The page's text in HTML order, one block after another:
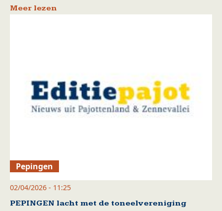
Meer lezen
Pepingen
02/04/2026 - 11:25
PEPINGEN lacht met de toneelvereniging